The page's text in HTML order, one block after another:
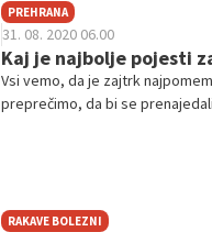
PREHRANA
31. 08. 2020 06.00
Kaj je najbolje pojesti
Vsi vemo, da je zajtrk
preprečimo, da bi se
RAKAVE BOLEZNI